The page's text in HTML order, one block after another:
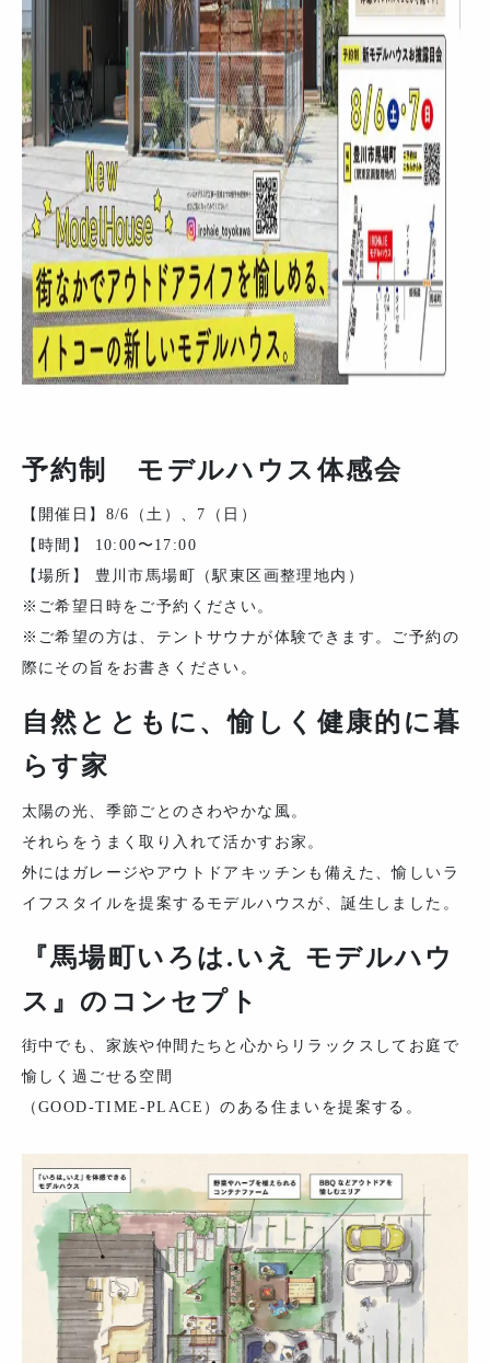
予約制 モデルハウス体感会
【開催日】8/6（土）、7（日）
【時間】 10:00〜17:00
【場所】 豊川市馬場町（駅東区画整理地内）
※ご希望日時をご予約ください。
※ご希望の方は、テントサウナが体験できます。ご予約の
際にその旨をお書きください。
自然とともに、愉しく健康的に暮
らす家
太陽の光、季節ごとのさわやかな風。
それらをうまく取り入れて活かすお家。
外にはガレージやアウトドアキッチンも備えた、愉しいラ
イフスタイルを提案するモデルハウスが、誕生しました。
『馬場町いろは.いえ モデルハウ
ス』のコンセプト
街中でも、家族や仲間たちと心からリラックスしてお庭で
愉しく過ごせる空間
（GOOD-TIME-PLACE）のある住まいを提案する。